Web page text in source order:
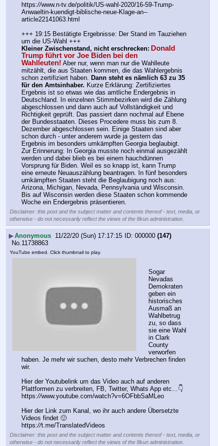
https://www.n-tv.de/politik/US-wahl-2020/16-59-Trump-
Anwaeltin-kuendigt-biblische-neue-Klage-an--
article22141063.html
+++ 19:15 Bestätigte Ergebnisse: Der Stand im Tauziehen
um die US-Wahl +++
Kleiner Zwischenstand, nicht erschrecken: Donald
Trump führt vor Joe Biden bei den
Wahlleuten! Aber nur, wenn man nur die Wahlleute
mitzählt, die aus Staaten kommen, die das Wahlergebnis
schon zertifiziert haben. Dann steht es nämlich 63 zu 35
für den Amtsinhaber. Kurze Erklärung: Zertifiziertes
Ergebnis ist so etwas wie das amtliche Endergebnis in
Deutschland. In einzelnen Stimmbezirken wird die Zählung
abgeschlossen und dann auch auf Vollständigkeit und
Richtigkeit geprüft. Das passiert dann nochmal auf Ebene
der Bundesstaaten. Dieses Procedere muss bis zum 8.
Dezember abgeschlossen sein. Einige Staaten sind aber
schon durch - unter anderem wurde ja gestern das
Ergebnis im besonders umkämpften Georgia beglaubigt.
Zur Erinnerung: In Georgia musste noch einmal ausgezählt
werden und dabei blieb es bei einem hauchdünnen
Vorsprung für Biden. Weil es so knapp ist, kann Trump
eine erneute Neuauszählung beantragen. In fünf besonders
umkämpften Staaten steht die Beglaubigung noch aus:
Arizona, Michigan, Nevada, Pennsylvania und Wisconsin.
Bis auf Wisconsin werden diese Staaten schon kommende
Woche ein Endergebnis präsentieren.
Disclaimer: this post and the subject matter and contents thereof - text, media, or
otherwise - do not necessarily reflect the views of the 8kun administration.
▶Anonymous 11/22/20 (Sun) 17:17:15 000000 (147)
No.11738863
YouTube embed. Click thumbnail to play.
Sogar
Nevadas
Demokraten
geben ein
historisches
Ausmaß an
Wahlbetrug
zu, so dass
sie eine Wahl
in Clark
County
verworfen
haben. Je mehr wir suchen, desto mehr Verbrechen finden
wir.
Hier der Youtubelink um das Video auch auf anderen
Plattformen zu verbreiten, FB, Twitter, Whats App etc…👇
https://www.youtube.com/watch?v=6OFbbSaMLeo
Hier der Link zum Kanal, wo ihr auch andere Übersetzte
Videos findet 🙂
https://t.me/TranslatedVideos
Disclaimer: this post and the subject matter and contents thereof - text, media, or
otherwise - do not necessarily reflect the views of the 8kun administration.